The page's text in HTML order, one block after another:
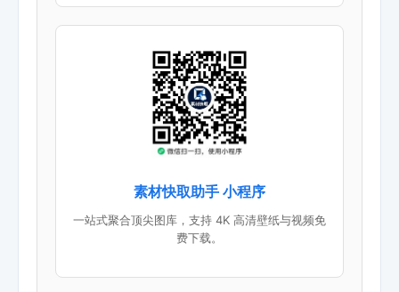
素材快取助手 小程序
一站式聚合顶尖图库，支持 4K 高清壁纸与视频免
费下载。